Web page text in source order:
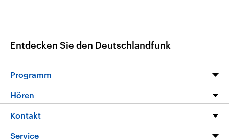
Entdecken Sie den Deutschlandfunk
Programm
Programm
Die Nachrichten
Hören
Livestream
Kontakt
Hörerservice
Service